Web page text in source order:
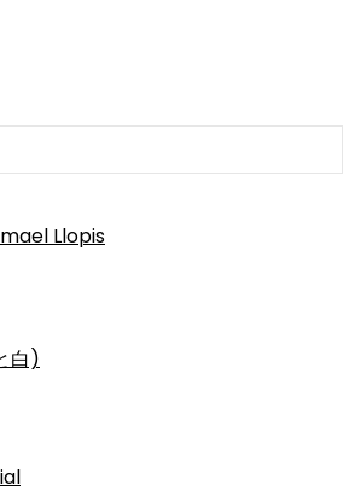
Llopis
白)